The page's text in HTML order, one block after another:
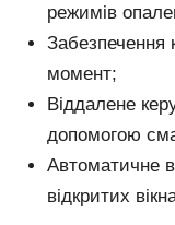
режимів
Забезпечення
момент;
Віддалене
допомогою
Автоматичне
відкритих